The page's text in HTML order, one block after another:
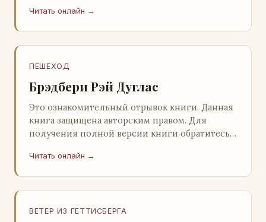
заставлял…
Читать онлайн →
ПЕШЕХОД
Брэдбери Рэй Дуглас
Это ознакомительный отрывок книги. Данная
книга защищена авторским правом. Для
получения полной версии книги обратитесь к
легального ко…
Читать онлайн →
ВЕТЕР ИЗ ГЕТТИСБЕРГА